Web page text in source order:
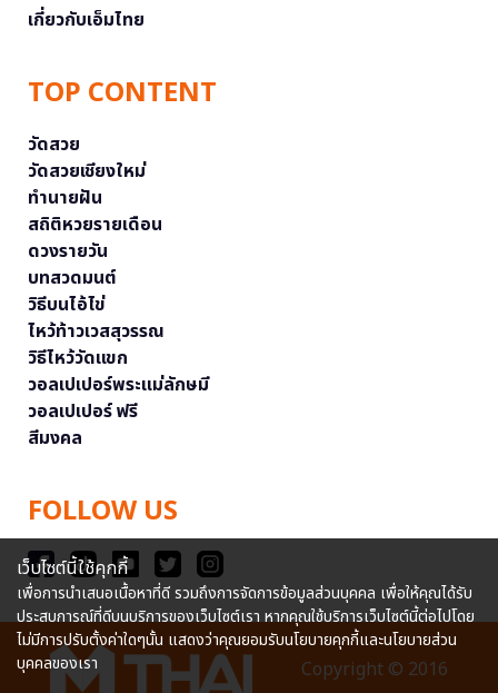
เกี่ยวกับเอ็มไทย
TOP CONTENT
วัดสวย
วัดสวยเชียงใหม่
ทำนายฝัน
สถิติหวยรายเดือน
ดวงรายวัน
บทสวดมนต์
วิธีบนไอ้ไข่
ไหว้ท้าวเวสสุวรรณ
วิธีไหว้วัดแขก
วอลเปเปอร์พระแม่ลักษมี
วอลเปเปอร์ ฟรี
สีมงคล
FOLLOW US
Copyright © 2016
เว็บไซต์นี้ใช้คุกกี้
เพื่อการนำเสนอเนื้อหาที่ดี รวมถึงการจัดการข้อมูลส่วนบุคคล เพื่อให้คุณได้รับ
ประสบการณ์ที่ดีบนบริการของเว็บไซต์เรา หากคุณใช้บริการเว็บไซต์นี้ต่อไปโดย
ไม่มีการปรับตั้งค่าใดๆนั้น แสดงว่าคุณยอมรับนโยบายคุกกี้และนโยบายส่วน
บุคคลของเรา